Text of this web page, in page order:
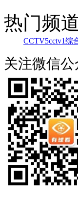
热门频道
CCTV5cctv1综
关注微信